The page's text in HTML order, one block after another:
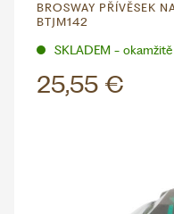
BROSWAY PŘÍVĚSEK
BTJM142
SKLADEM -
25,55 €